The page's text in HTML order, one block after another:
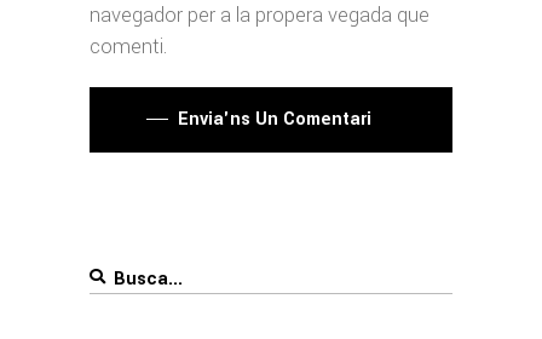
navegador per a la propera vegada que
comenti.
Envia'ns Un Comentari
Search